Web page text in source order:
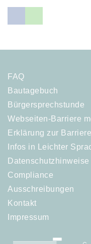
FAQ
Bautagebuch
Bürgersprechstunde
Webseiten-Barriere
Erklärung zur
Infos in Leichter
Datenschutzhinweise
Compliance
Ausschreibungen
Kontakt
Impressum